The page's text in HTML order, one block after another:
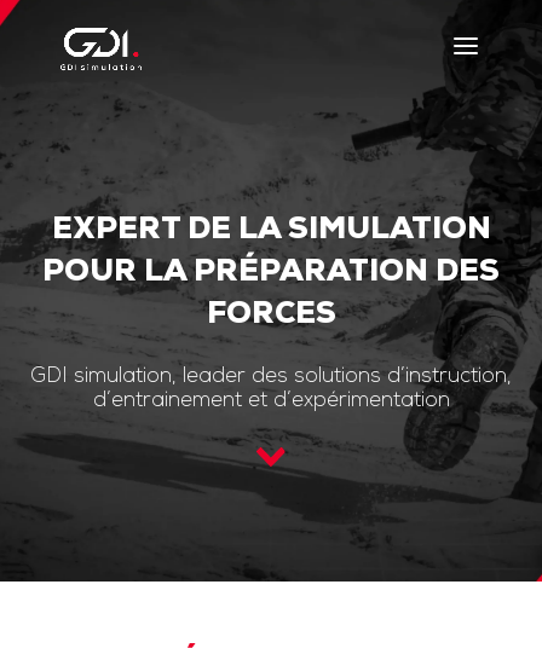
EXPERT DE LA SIMULATION
POUR LA PRÉPARATION DES
FORCES
GDI simulation, leader des solutions d’instruction,
d’entrainement et d’expérimentation